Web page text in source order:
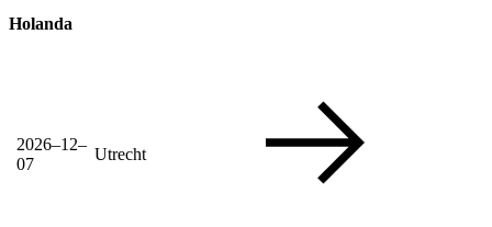
Holanda
2026–12–
07
Utrecht